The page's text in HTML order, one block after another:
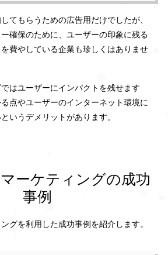
てもらうための広告用だけでしたが、
確保のために、ユーザーの印象に残る
費やしている企業も珍しくはありませ
はユーザーにインパクトを残せます
点やユーザーのインターネット環境に
いうデメリットがあります。
ーケティングの成功
事例
グを利用した成功事例を紹介します。